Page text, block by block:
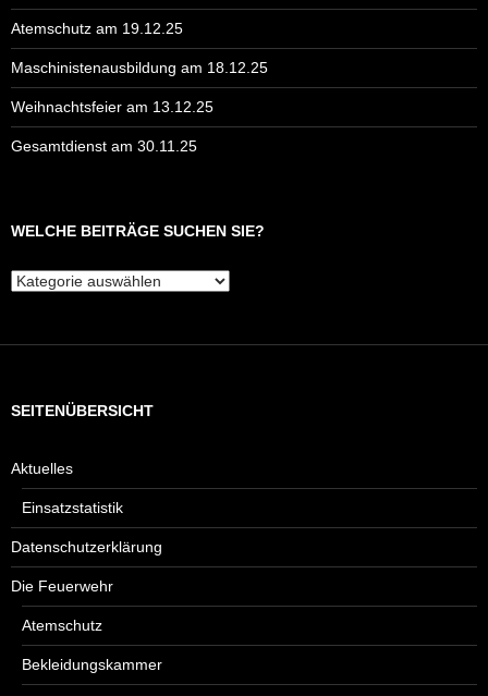
Atemschutz am 19.12.25
Maschinistenausbildung am 18.12.25
Weihnachtsfeier am 13.12.25
Gesamtdienst am 30.11.25
WELCHE BEITRÄGE SUCHEN SIE?
Welche
SEITENÜBERSICHT
Aktuelles
Einsatzstatistik
Datenschutzerklärung
Die Feuerwehr
Atemschutz
Bekleidungskammer